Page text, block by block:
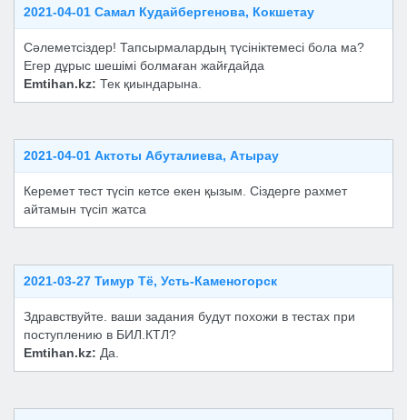
2021-04-01 Самал Кудайбергенова, Кокшетау
Сәлеметсіздер! Тапсырмалардың түсініктемесі бола ма?
Егер дұрыс шешімі болмаған жайғдайда
Emtihan.kz: Тек қиындарына.
2021-04-01 Актоты Абуталиева, Атырау
Керемет тест түсіп кетсе екен қызым. Сіздерге рахмет
айтамын түсіп жатса
2021-03-27 Тимур Тё, Усть-Каменогорск
Здравствуйте. ваши задания будут похожи в тестах при
поступлению в БИЛ.КТЛ?
Emtihan.kz: Да.